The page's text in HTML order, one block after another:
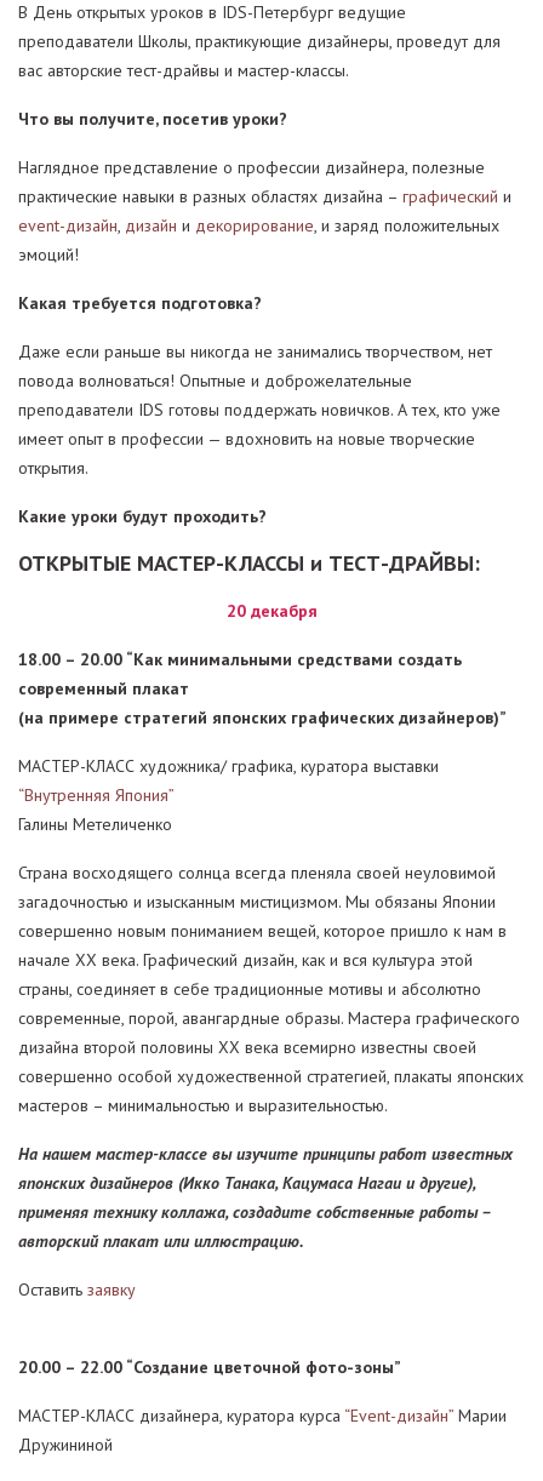
В День открытых уроков в IDS-Петербург ведущие
преподаватели Школы, практикующие дизайнеры, проведут для
вас авторские тест-драйвы и мастер-классы.
Что вы получите, посетив уроки?
Наглядное представление о профессии дизайнера, полезные
практические навыки в разных областях дизайна – графический и
event-дизайн, дизайн и декорирование, и заряд положительных
эмоций!
Какая требуется подготовка?
Даже если раньше вы никогда не занимались творчеством, нет
повода волноваться! Опытные и доброжелательные
преподаватели IDS готовы поддержать новичков. А тех, кто уже
имеет опыт в профессии — вдохновить на новые творческие
открытия.
Какие уроки будут проходить?
ОТКРЫТЫЕ МАСТЕР-КЛАССЫ и ТЕСТ-ДРАЙВЫ:
20 декабря
18.00 – 20.00 “Как минимальными средствами создать
современный плакат
(на примере стратегий японских графических дизайнеров)”
МАСТЕР-КЛАСС художника/ графика, куратора выставки
“Внутренняя Япония”
Галины Метеличенко
Страна восходящего солнца всегда пленяла своей неуловимой
загадочностью и изысканным мистицизмом. Мы обязаны Японии
совершенно новым пониманием вещей, которое пришло к нам в
начале ХХ века. Графический дизайн, как и вся культура этой
страны, соединяет в себе традиционные мотивы и абсолютно
современные, порой, авангардные образы. Мастера графического
дизайна второй половины ХХ века всемирно известны своей
совершенно особой художественной стратегией, плакаты японских
мастеров – минимальностью и выразительностью.
На нашем мастер-классе вы изучите принципы работ известных
японских дизайнеров (Икко Танака, Кацумаса Нагаи и другие),
применяя технику коллажа, создадите собственные работы –
авторский плакат или иллюстрацию.
Оставить заявку
20.00 – 22.00 “Создание цветочной фото-зоны”
МАСТЕР-КЛАСС дизайнера, куратора курса “Event-дизайн” Марии
Дружининой